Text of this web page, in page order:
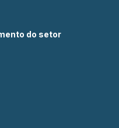
do setor